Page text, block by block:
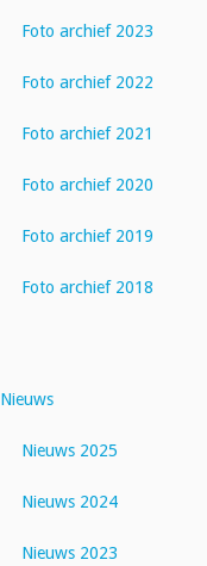
Foto archief 2023
Foto archief 2022
Foto archief 2021
Foto archief 2020
Foto archief 2019
Foto archief 2018
Nieuws
Nieuws 2025
Nieuws 2024
Nieuws 2023